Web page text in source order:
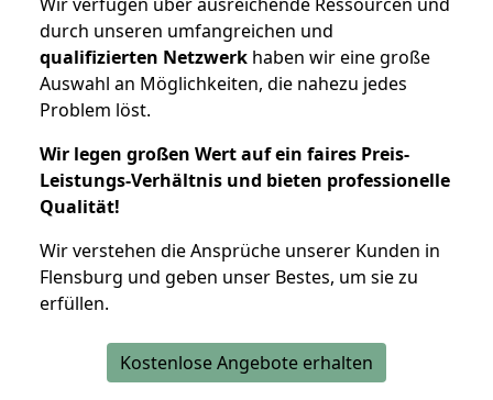
durch unseren umfangreichen und
qualifizierten Netzwerk haben wir eine große
Auswahl an Möglichkeiten, die nahezu jedes
Problem löst.
Wir legen großen Wert auf ein faires Preis-
Leistungs-Verhältnis und bieten professionelle
Qualität!
Wir verstehen die Ansprüche unserer Kunden in
Flensburg und geben unser Bestes, um sie zu
erfüllen.
Kostenlose Angebote erhalten